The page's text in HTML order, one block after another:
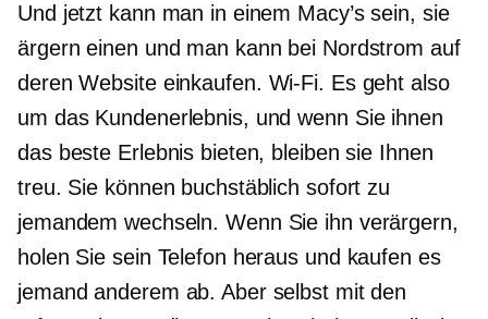
Und jetzt kann man in einem Macy’s sein, sie
ärgern einen und man kann bei Nordstrom auf
deren Website einkaufen. Wi-Fi. Es geht also
um das Kundenerlebnis, und wenn Sie ihnen
das beste Erlebnis bieten, bleiben sie Ihnen
treu. Sie können buchstäblich sofort zu
jemandem wechseln. Wenn Sie ihn verärgern,
holen Sie sein Telefon heraus und kaufen es
jemand anderem ab. Aber selbst mit den